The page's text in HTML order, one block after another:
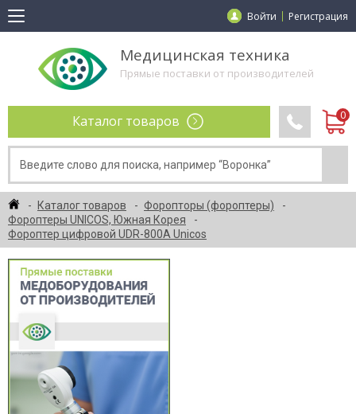
Войти Регистрация
Медицинская техника
Прямые поставки от производителей
Каталог товаров
Каталог товаров
Форопторы (фороптеры)
Фороптеры UNICOS, Южная Корея
Фороптер цифровой UDR-800A Unicos